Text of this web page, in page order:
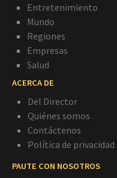
Entretenimiento
Mundo
Regiones
Empresas
Salud
ACERCA DE
Del Director
Quiénes somos
Contáctenos
Política de privacidad
PAUTE CON NOSOTROS